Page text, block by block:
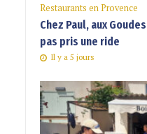
Restaurants en Provence
Chez Paul, aux
pas pris une ride
Il y a 5 jours